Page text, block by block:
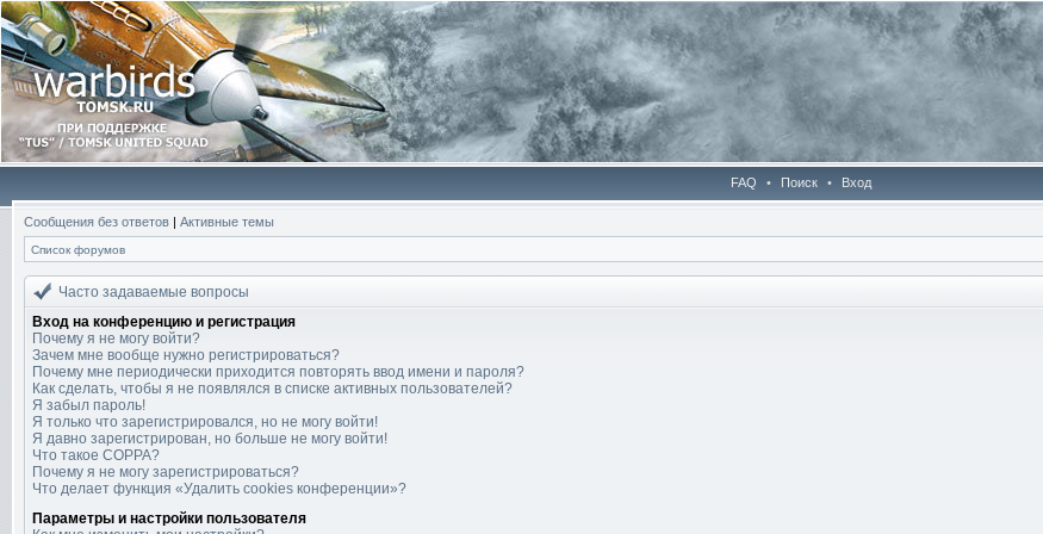
FAQ • Поиск • Вход
Сообщения без ответов | Активные темы
Список форумов
Часто задаваемые вопросы
Вход на конференцию и регистрация
Почему я не могу войти?
Зачем мне вообще нужно регистрироваться?
Почему мне периодически приходится повторять ввод имени и пароля?
Как сделать, чтобы я не появлялся в списке активных пользователей?
Я забыл пароль!
Я только что зарегистрировался, но не могу войти!
Я давно зарегистрирован, но больше не могу войти!
Что такое COPPA?
Почему я не могу зарегистрироваться?
Что делает функция «Удалить cookies конференции»?
Параметры и настройки пользователя